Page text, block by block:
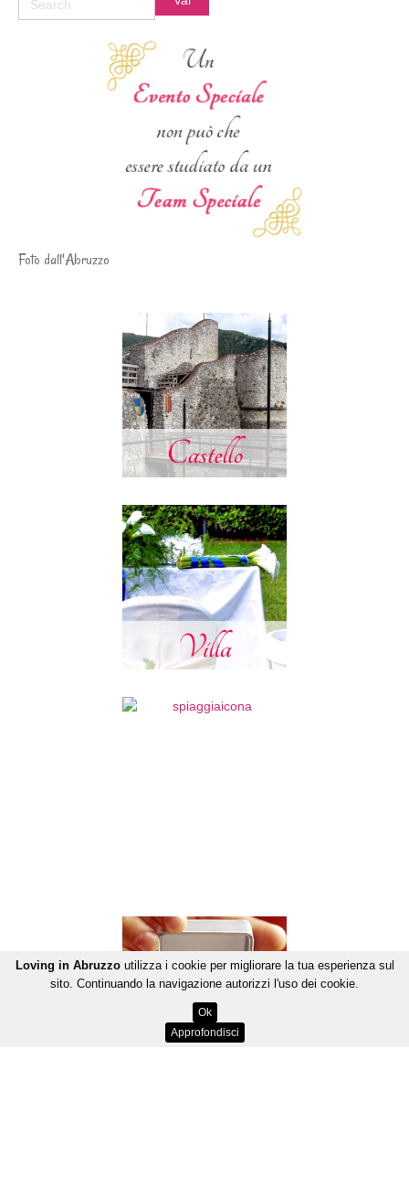
Foto dall'Abruzzo
Loving in Abruzzoutilizza i cookie per migliorare la tua esperienza sul
sito. Continuando la navigazione autorizzi l'uso dei cookie.
Ok
Approfondisci